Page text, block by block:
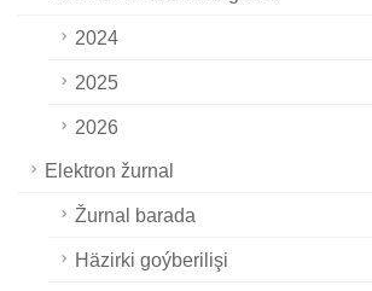
2024
2025
2026
Elektron žurnal
Žurnal barada
Häzirki goýberilişi